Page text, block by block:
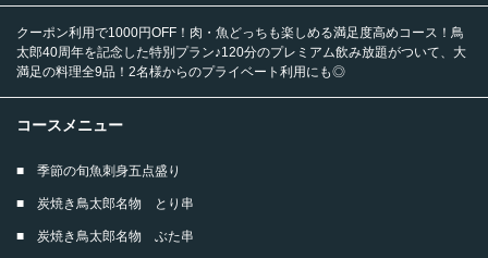
クーポン利用で1000円OFF！肉・魚どっちも楽しめる満足度高めコース！鳥
太郎40周年を記念した特別プラン♪120分のプレミアム飲み放題がついて、大
満足の料理全9品！2名様からのプライベート利用にも◎
コースメニュー
■ 季節の旬魚刺身五点盛り
■ 炭焼き鳥太郎名物 とり串
■ 炭焼き鳥太郎名物 ぶた串